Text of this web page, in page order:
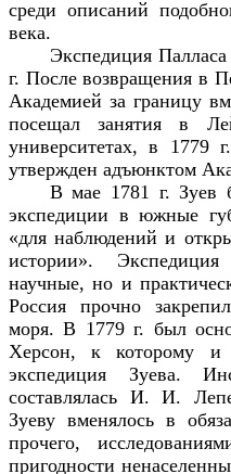
среди описаний
века.
Экспедиция Палласа
г. После возвращения в
Академией за границу
посещал занятия в
университетах, в 1779
утвержден адъюнктом
В мае 1781 г. Зуев
экспедиции в южные
«для наблюдений и
истории».
научные, но и
Россия прочно
моря. В 1779 г. был
Херсон, к которому и
экспедиция Зуева.
составлялась И. И.
Зуеву вменялось в
прочего,
пригодности